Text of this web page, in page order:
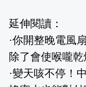
延伸閱讀：
·你開整晚電風
除了會使喉嚨乾
·變天咳不停！